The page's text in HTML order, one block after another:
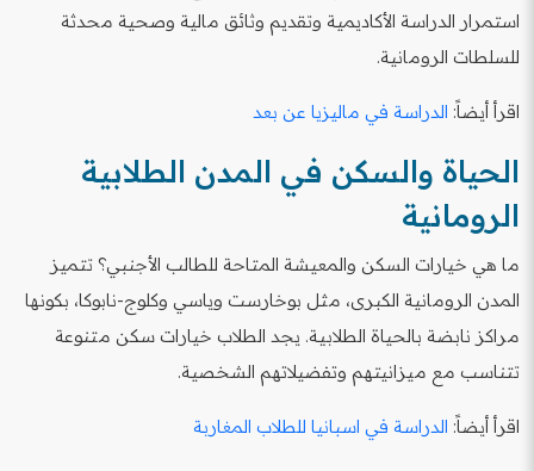
استمرار الدراسة الأكاديمية وتقديم وثائق مالية وصحية محدثة
للسلطات الرومانية.
اقرأ أيضاً: الدراسة في ماليزيا عن بعد
الحياة والسكن في المدن الطلابية
الرومانية
ما هي خيارات السكن والمعيشة المتاحة للطالب الأجنبي؟ تتميز
المدن الرومانية الكبرى، مثل بوخارست وياسي وكلوج-نابوكا، بكونها
مراكز نابضة بالحياة الطلابية. يجد الطلاب خيارات سكن متنوعة
تتناسب مع ميزانيتهم وتفضيلاتهم الشخصية.
اقرأ أيضاً: الدراسة في اسبانيا للطلاب المغاربة